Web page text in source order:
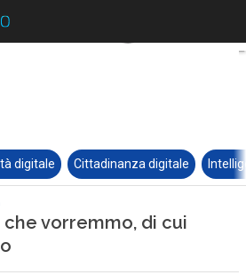
digitale Cittadinanza digitale
che vorremmo, di cui